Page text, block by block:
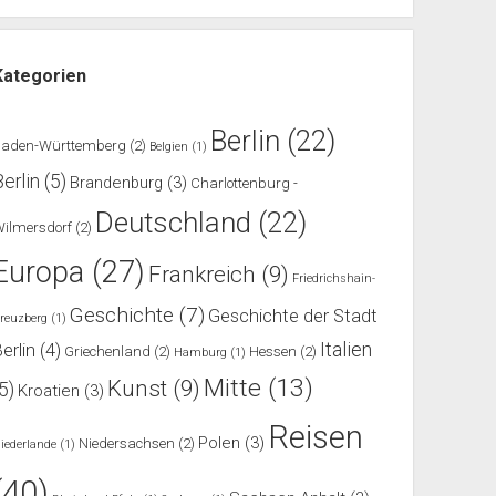
Württemberg (2) Belgien (1) Berlin (22)
(5) Brandenburg (3) Charlottenburg -
(2) Deutschland (22)
(27) Frankreich (9) Friedrichshain-
(1) Geschichte (7) Geschichte der Stadt
(4) Griechenland (2) Hamburg (1) Hessen (2) Italien
Kroatien (3) Kunst (9) Mitte (13)
(1) Niedersachsen (2) Polen (3) Reisen